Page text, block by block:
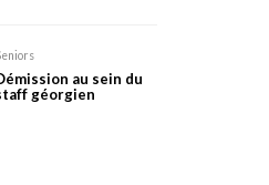
au sein du
géorgien